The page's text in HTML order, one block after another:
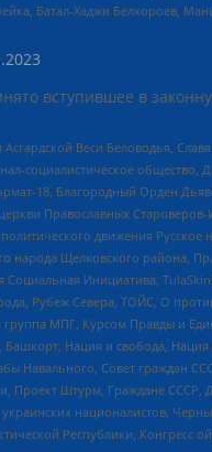
Батал-Хаджи Белхороев,
вступившее в
Веси Беловодья,
социалистическое
18, Благородный Орден
Православных
движения
Щелковского района,
Инициатива,
Рубеж Севера, ТОЙС, О
МПГ, Курсом Правды и
Башкорт, Нация и свобода,
Совет граждан
Штурм, Граждане СССР,
националистов,
Республики, Конгресс